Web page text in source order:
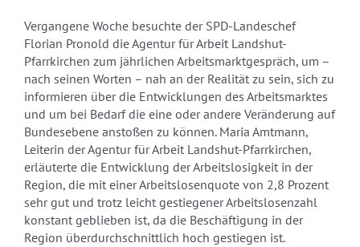
Vergangene Woche besuchte der SPD-Landeschef
Florian Pronold die Agentur für Arbeit Landshut-
Pfarrkirchen zum jährlichen Arbeitsmarktgespräch, um –
nach seinen Worten – nah an der Realität zu sein, sich zu
informieren über die Entwicklungen des Arbeitsmarktes
und um bei Bedarf die eine oder andere Veränderung auf
Bundesebene anstoßen zu können. Maria Amtmann,
Leiterin der Agentur für Arbeit Landshut-Pfarrkirchen,
erläuterte die Entwicklung der Arbeitslosigkeit in der
Region, die mit einer Arbeitslosenquote von 2,8 Prozent
sehr gut und trotz leicht gestiegener Arbeitslosenzahl
konstant geblieben ist, da die Beschäftigung in der
Region überdurchschnittlich hoch gestiegen ist.